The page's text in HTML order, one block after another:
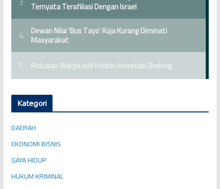
Kategori
DAERAH
EKONOMI BISNIS
GAYA HIDUP
HUKUM KRIMINAL